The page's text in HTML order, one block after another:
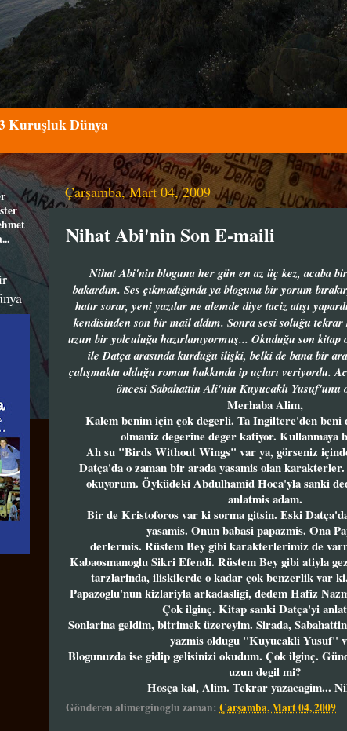
Kuruşluk Dünya
Çarşamba, Mart 04, 2009
Nihat Abi'nin Son E-maili
Nihat Abi'nin bloguna her gün en az üç kez, acaba bir
bakardım. Ses çıkmadığında ya bloguna bir yorum
hatır sorar, yeni yazılar ne alemde diye taciz atışı
kendisinden son bir mail aldım. Sonra sesi soluğu
uzun bir yolculuğa hazırlanıyormuş... Okuduğu son
ile Datça arasında kurduğu ilişki, belki de bana bir ara
çalışmakta olduğu roman hakkında ip uçları veriyordu.
öncesi Sabahattin Ali'nin Kuyucaklı Yusuf'unu
Merhaba Alim,
Kalem benim için çok degerli. Ta Ingiltere'den beni
olmaniz degerine deger katiyor. Kullanmaya
Ah su "Birds Without Wings" var ya, görseniz
Datça'da o zaman bir arada yasamis olan
okuyorum. Öyküdeki Abdulhamid Hoca'yla sanki
anlatmis adam.
Bir de Kristoforos var ki sorma gitsin. Eski
yasamis. Onun babasi papazmis. Ona
derlermis. Rüstem Bey gibi karakterlerimiz de
Kabaosmanoglu Sikri Efendi. Rüstem Bey gibi atiyla
tarzlarinda, iliskilerde o kadar çok benzerlik var
Papazoglu'nun kizlariyla arkadasligi, dedem Hafiz
Çok ilginç. Kitap sanki Datça'yi
Sonlarina geldim, bitrimek üzereyim. Sirada,
yazmis oldugu "Kuyucakli Yusuf"
Blogunuzda ise gidip gelisinizi okudum. Çok ilginç.
uzun degil mi?
Hosça kal, Alim. Tekrar yazacagim...
Gönderen alimerginoglu zaman: Çarşamba, Mart 04, 2009